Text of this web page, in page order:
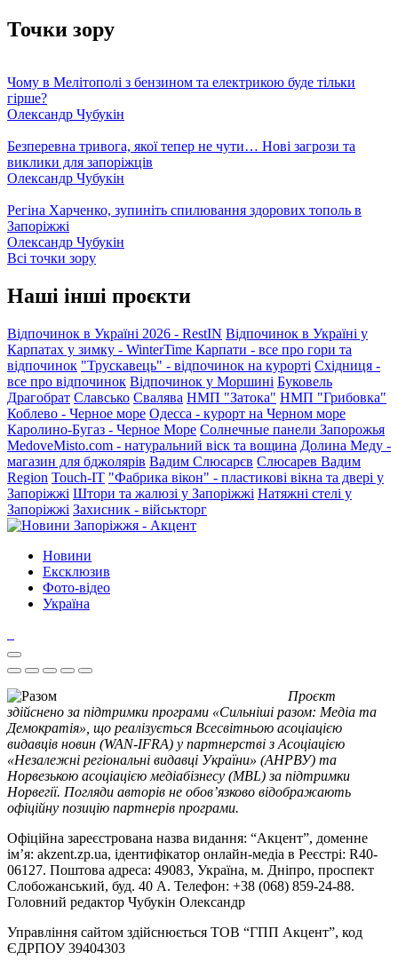
Точки зору
Чому в Мелітополі з бензином та електрикою буде тільки
гірше?
Олександр Чубукін
Безперевна тривога, якої тепер не чути… Нові загрози та
виклики для запоріжців
Олександр Чубукін
Регіна Харченко, зупиніть спилювання здорових тополь в
Запоріжжі
Олександр Чубукін
Всі точки зору
Наші інші проєкти
Відпочинок в Україні 2026 - RestIN Відпочинок в Україні у
Карпатах у зимку - WinterTime Карпати - все про гори та
відпочинок "Трускавець" - відпочинок на курорті Східниця -
все про відпочинок Відпочинок у Моршині Буковель
Драгобрат Славсько Свалява НМП "Затока" НМП "Грибовка"
Коблево - Черное море Одесса - курорт на Черном море
Каролино-Бугаз - Черное Море Солнечные панели Запорожья
MedoveMisto.com - натуральний віск та вощина Долина Меду -
магазин для бджолярів Вадим Слюсарєв Слюсарев Вадим
Region Touch-IT "Фабрика вікон" - пластикові вікна та двері у
Запоріжжі Штори та жалюзі у Запоріжжі Натяжні стелі у
Запоріжжі Захисник - військторг
Новини
Ексклюзив
Фото-відео
Україна
Проєкт
здійснено за підтримки програми «Сильніші разом: Медіа та
Демократія», що реалізується Всесвітньою асоціацією
видавців новин (WAN-IFRA) у партнерстві з Асоціацією
«Незалежні регіональні видавці України» (АНРВУ) та
Норвезькою асоціацією медіабізнесу (MBL) за підтримки
Норвегії. Погляди авторів не обов’язково відображають
офіційну позицію партнерів програми.
Офіційна зареєстрована назва видання: “Акцент”, доменне
ім’я: akzent.zp.ua, ідентифікатор онлайн-медіа в Реєстрі: R40-
06127. Поштова адреса: 49083, Україна, м. Дніпро, проспект
Слобожанський, буд. 40 А. Телефон: +38 (068) 859-24-88.
Головний редактор Чубукін Олександр
Управління сайтом здійснюється ТОВ “ГПП Акцент”, код
ЄДРПОУ 39404303